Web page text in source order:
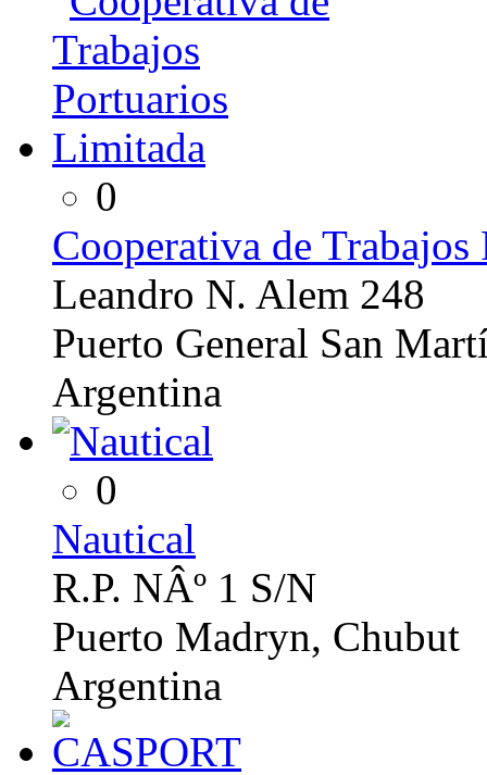
0
Cooperativa de
Leandro N. Alem 248
Puerto General San
Argentina
0
Nautical
R.P. NÂº 1 S/N
Puerto Madryn, Chubut
Argentina